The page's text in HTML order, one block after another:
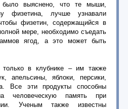
было выяснено, что те мыши,
физетина, лучше узнавали
физетин, содержащийся в
мере, необходимо съедать
ягод, а это может быть
только в клубнике – им также
апельсины, яблоки, персики,
Все эти продукты способны
человеческую память при
Ученым также известны